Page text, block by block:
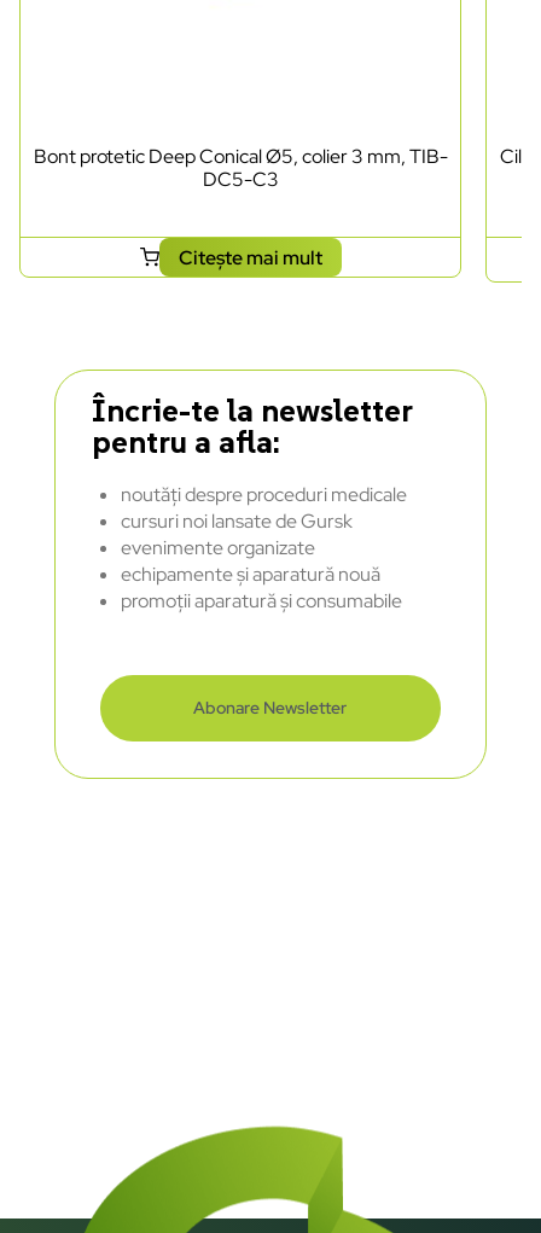
Bont protetic Deep Conical Ø5, colier 3 mm, TIB-
DC5-C3
Citește mai mult
Încrie-te la newsletter
pentru a afla:
noutăți despre proceduri medicale
cursuri noi lansate de Gursk
evenimente organizate
echipamente și aparatură nouă
promoții aparatură și consumabile
Abonare Newsletter